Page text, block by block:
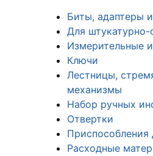
Биты, адаптеры
Для штукатурно-
Измерительные
Ключи
Лестницы,
механизмы
Набор ручных
Отвертки
Приспособления
Расходные